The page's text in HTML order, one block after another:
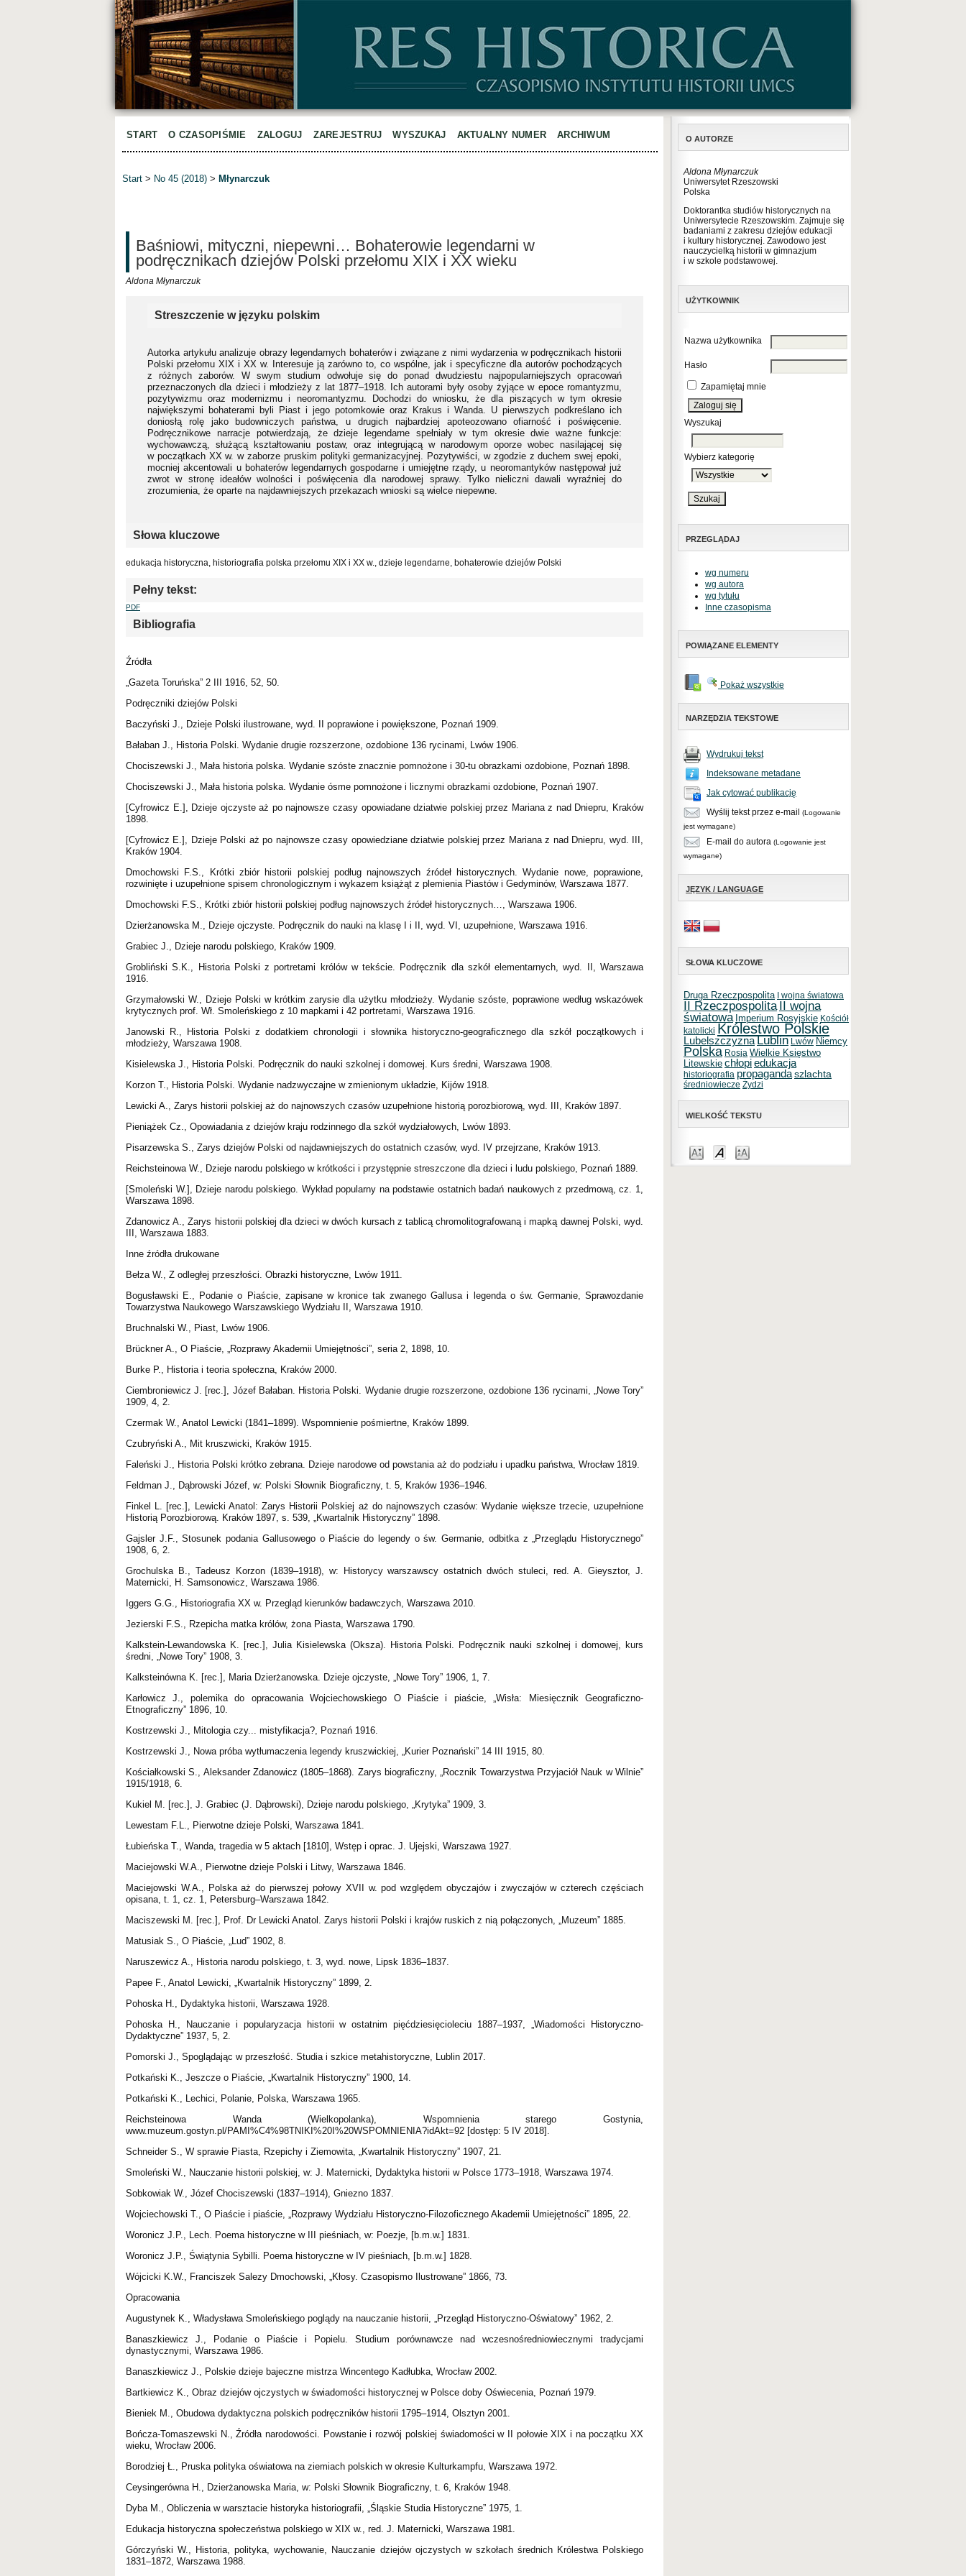
O AUTORZE
Aldona Młynarczuk
Uniwersytet Rzeszowski
Polska
Doktorantka studiów historycznych na
Uniwersytecie Rzeszowskim. Zajmuje się
badaniami z zakresu dziejów edukacji
i kultury historycznej. Zawodowo jest
nauczycielką historii w gimnazjum
i w szkole podstawowej.
UŻYTKOWNIK
Nazwa użytkownika
Hasło
Zapamiętaj mnie
Wyszukaj
Wybierz kategorię
PRZEGLĄDAJ
wg numeru
wg autora
wg tytułu
Inne czasopisma
POWIĄZANE ELEMENTY
Pokaż wszystkie
NARZĘDZIA TEKSTOWE
Wydrukuj tekst
Indeksowane metadane
Jak cytować publikację
Wyślij tekst przez e-mail
(Logowanie
jest wymagane)
E-mail do autora (Logowanie jest
wymagane)
JĘZYK / LANGUAGE
SŁOWA KLUCZOWE
Druga Rzeczpospolita I wojna światowa
II Rzeczpospolita II wojna
światowa Imperium Rosyjskie Kościół
katolicki Królestwo Polskie
LubelszczyznaLublin Lwów Niemcy
Polska Rosja Wielkie Księstwo
Litewskie chłopiedukacja
historiografia propagandaszlachta
średniowiecze Żydzi
WIELKOŚĆ TEKSTU
START O CZASOPIŚMIE ZALOGUJ ZAREJESTRUJ WYSZUKAJ AKTUALNY NUMER ARCHIWUM
Start > No 45 (2018) > Młynarczuk
Baśniowi, mityczni, niepewni… Bohaterowie legendarni w
podręcznikach dziejów Polski przełomu XIX i XX wieku
Aldona Młynarczuk
Streszczenie w języku polskim
Autorka artykułu analizuje obrazy legendarnych bohaterów i związane z nimi wydarzenia w podręcznikach historii
Polski przełomu XIX i XX w. Interesuje ją zarówno to, co wspólne, jak i specyficzne dla autorów pochodzących
z różnych zaborów. W swym studium odwołuje się do ponad dwudziestu najpopularniejszych opracowań
przeznaczonych dla dzieci i młodzieży z lat 1877–1918. Ich autorami były osoby żyjące w epoce romantyzmu,
pozytywizmu oraz modernizmu i neoromantyzmu. Dochodzi do wniosku, że dla piszących w tym okresie
największymi bohaterami byli Piast i jego potomkowie oraz Krakus i Wanda. U pierwszych podkreślano ich
doniosłą rolę jako budowniczych państwa, u drugich najbardziej apoteozowano ofiarność i poświęcenie.
Podręcznikowe narracje potwierdzają, że dzieje legendarne spełniały w tym okresie dwie ważne funkcje:
wychowawczą, służącą kształtowaniu postaw, oraz integrującą w narodowym oporze wobec nasilającej się
w początkach XX w. w zaborze pruskim polityki germanizacyjnej. Pozytywiści, w zgodzie z duchem swej epoki,
mocniej akcentowali u bohaterów legendarnych gospodarne i umiejętne rządy, u neoromantyków następował już
zwrot w stronę ideałów wolności i poświęcenia dla narodowej sprawy. Tylko nieliczni dawali wyraźniej do
zrozumienia, że oparte na najdawniejszych przekazach wnioski są wielce niepewne.
Słowa kluczowe
edukacja historyczna, historiografia polska przełomu XIX i XX w., dzieje legendarne, bohaterowie dziejów Polski
Pełny tekst:
PDF
Bibliografia
Źródła
„Gazeta Toruńska” 2 III 1916, 52, 50.
Podręczniki dziejów Polski
Baczyński J., Dzieje Polski ilustrowane, wyd. II poprawione i powiększone, Poznań 1909.
Bałaban J., Historia Polski. Wydanie drugie rozszerzone, ozdobione 136 rycinami, Lwów 1906.
Chociszewski J., Mała historia polska. Wydanie szóste znacznie pomnożone i 30-tu obrazkami ozdobione, Poznań 1898.
Chociszewski J., Mała historia polska. Wydanie ósme pomnożone i licznymi obrazkami ozdobione, Poznań 1907.
[Cyfrowicz E.], Dzieje ojczyste aż po najnowsze czasy opowiadane dziatwie polskiej przez Mariana z nad Dniepru, Kraków
1898.
[Cyfrowicz E.], Dzieje Polski aż po najnowsze czasy opowiedziane dziatwie polskiej przez Mariana z nad Dniepru, wyd. III,
Kraków 1904.
Dmochowski F.S., Krótki zbiór historii polskiej podług najnowszych źródeł historycznych. Wydanie nowe, poprawione,
rozwinięte i uzupełnione spisem chronologicznym i wykazem książąt z plemienia Piastów i Gedyminów, Warszawa 1877.
Dmochowski F.S., Krótki zbiór historii polskiej podług najnowszych źródeł historycznych…, Warszawa 1906.
Dzierżanowska M., Dzieje ojczyste. Podręcznik do nauki na klasę I i II, wyd. VI, uzupełnione, Warszawa 1916.
Grabiec J., Dzieje narodu polskiego, Kraków 1909.
Grobliński S.K., Historia Polski z portretami królów w tekście. Podręcznik dla szkół elementarnych, wyd. II, Warszawa
1916.
Grzymałowski W., Dzieje Polski w krótkim zarysie dla użytku młodzieży. Wydanie szóste, poprawione według wskazówek
krytycznych prof. Wł. Smoleńskiego z 10 mapkami i 42 portretami, Warszawa 1916.
Janowski R., Historia Polski z dodatkiem chronologii i słownika historyczno-geograficznego dla szkół początkowych i
młodzieży, Warszawa 1908.
Kisielewska J., Historia Polski. Podręcznik do nauki szkolnej i domowej. Kurs średni, Warszawa 1908.
Korzon T., Historia Polski. Wydanie nadzwyczajne w zmienionym układzie, Kijów 1918.
Lewicki A., Zarys historii polskiej aż do najnowszych czasów uzupełnione historią porozbiorową, wyd. III, Kraków 1897.
Pieniążek Cz., Opowiadania z dziejów kraju rodzinnego dla szkół wydziałowych, Lwów 1893.
Pisarzewska S., Zarys dziejów Polski od najdawniejszych do ostatnich czasów, wyd. IV przejrzane, Kraków 1913.
Reichsteinowa W., Dzieje narodu polskiego w krótkości i przystępnie streszczone dla dzieci i ludu polskiego, Poznań 1889.
[Smoleński W.], Dzieje narodu polskiego. Wykład popularny na podstawie ostatnich badań naukowych z przedmową, cz. 1,
Warszawa 1898.
Zdanowicz A., Zarys historii polskiej dla dzieci w dwóch kursach z tablicą chromolitografowaną i mapką dawnej Polski, wyd.
III, Warszawa 1883.
Inne źródła drukowane
Bełza W., Z odległej przeszłości. Obrazki historyczne, Lwów 1911.
Bogusławski E., Podanie o Piaście, zapisane w kronice tak zwanego Gallusa i legenda o św. Germanie, Sprawozdanie
Towarzystwa Naukowego Warszawskiego Wydziału II, Warszawa 1910.
Bruchnalski W., Piast, Lwów 1906.
Brückner A., O Piaście, „Rozprawy Akademii Umiejętności”, seria 2, 1898, 10.
Burke P., Historia i teoria społeczna, Kraków 2000.
Ciembroniewicz J. [rec.], Józef Bałaban. Historia Polski. Wydanie drugie rozszerzone, ozdobione 136 rycinami, „Nowe Tory”
1909, 4, 2.
Czermak W., Anatol Lewicki (1841–1899). Wspomnienie pośmiertne, Kraków 1899.
Czubryński A., Mit kruszwicki, Kraków 1915.
Faleński J., Historia Polski krótko zebrana. Dzieje narodowe od powstania aż do podziału i upadku państwa, Wrocław 1819.
Feldman J., Dąbrowski Józef, w: Polski Słownik Biograficzny, t. 5, Kraków 1936–1946.
Finkel L. [rec.], Lewicki Anatol: Zarys Historii Polskiej aż do najnowszych czasów: Wydanie większe trzecie, uzupełnione
Historią Porozbiorową. Kraków 1897, s. 539, „Kwartalnik Historyczny” 1898.
Gajsler J.F., Stosunek podania Gallusowego o Piaście do legendy o św. Germanie, odbitka z „Przeglądu Historycznego”
1908, 6, 2.
Grochulska B., Tadeusz Korzon (1839–1918), w: Historycy warszawscy ostatnich dwóch stuleci, red. A. Gieysztor, J.
Maternicki, H. Samsonowicz, Warszawa 1986.
Iggers G.G., Historiografia XX w. Przegląd kierunków badawczych, Warszawa 2010.
Jezierski F.S., Rzepicha matka królów, żona Piasta, Warszawa 1790.
Kalkstein-Lewandowska K. [rec.], Julia Kisielewska (Oksza). Historia Polski. Podręcznik nauki szkolnej i domowej, kurs
średni, „Nowe Tory” 1908, 3.
Kalksteinówna K. [rec.], Maria Dzierżanowska. Dzieje ojczyste, „Nowe Tory” 1906, 1, 7.
Karłowicz J., polemika do opracowania Wojciechowskiego O Piaście i piaście, „Wisła: Miesięcznik Geograficzno-
Etnograficzny” 1896, 10.
Kostrzewski J., Mitologia czy... mistyfikacja?, Poznań 1916.
Kostrzewski J., Nowa próba wytłumaczenia legendy kruszwickiej, „Kurier Poznański” 14 III 1915, 80.
Kościałkowski S., Aleksander Zdanowicz (1805–1868). Zarys biograficzny, „Rocznik Towarzystwa Przyjaciół Nauk w Wilnie”
1915/1918, 6.
Kukiel M. [rec.], J. Grabiec (J. Dąbrowski), Dzieje narodu polskiego, „Krytyka” 1909, 3.
Lewestam F.L., Pierwotne dzieje Polski, Warszawa 1841.
Łubieńska T., Wanda, tragedia w 5 aktach [1810], Wstęp i oprac. J. Ujejski, Warszawa 1927.
Maciejowski W.A., Pierwotne dzieje Polski i Litwy, Warszawa 1846.
Maciejowski W.A., Polska aż do pierwszej połowy XVII w. pod względem obyczajów i zwyczajów w czterech częściach
opisana, t. 1, cz. 1, Petersburg–Warszawa 1842.
Maciszewski M. [rec.], Prof. Dr Lewicki Anatol. Zarys historii Polski i krajów ruskich z nią połączonych, „Muzeum” 1885.
Matusiak S., O Piaście, „Lud” 1902, 8.
Naruszewicz A., Historia narodu polskiego, t. 3, wyd. nowe, Lipsk 1836–1837.
Papee F., Anatol Lewicki, „Kwartalnik Historyczny” 1899, 2.
Pohoska H., Dydaktyka historii, Warszawa 1928.
Pohoska H., Nauczanie i popularyzacja historii w ostatnim pięćdziesięcioleciu 1887–1937, „Wiadomości Historyczno-
Dydaktyczne” 1937, 5, 2.
Pomorski J., Spoglądając w przeszłość. Studia i szkice metahistoryczne, Lublin 2017.
Potkański K., Jeszcze o Piaście, „Kwartalnik Historyczny” 1900, 14.
Potkański K., Lechici, Polanie, Polska, Warszawa 1965.
Reichsteinowa Wanda (Wielkopolanka), Wspomnienia starego Gostynia,
www.muzeum.gostyn.pl/PAMI%C4%98TNIKI%20I%20WSPOMNIENIA?idAkt=92 [dostęp: 5 IV 2018].
Schneider S., W sprawie Piasta, Rzepichy i Ziemowita, „Kwartalnik Historyczny” 1907, 21.
Smoleński W., Nauczanie historii polskiej, w: J. Maternicki, Dydaktyka historii w Polsce 1773–1918, Warszawa 1974.
Sobkowiak W., Józef Chociszewski (1837–1914), Gniezno 1837.
Wojciechowski T., O Piaście i piaście, „Rozprawy Wydziału Historyczno-Filozoficznego Akademii Umiejętności” 1895, 22.
Woronicz J.P., Lech. Poema historyczne w III pieśniach, w: Poezje, [b.m.w.] 1831.
Woronicz J.P., Świątynia Sybilli. Poema historyczne w IV pieśniach, [b.m.w.] 1828.
Wójcicki K.W., Franciszek Salezy Dmochowski, „Kłosy. Czasopismo Ilustrowane” 1866, 73.
Opracowania
Augustynek K., Władysława Smoleńskiego poglądy na nauczanie historii, „Przegląd Historyczno-Oświatowy” 1962, 2.
Banaszkiewicz J., Podanie o Piaście i Popielu. Studium porównawcze nad wczesnośredniowiecznymi tradycjami
dynastycznymi, Warszawa 1986.
Banaszkiewicz J., Polskie dzieje bajeczne mistrza Wincentego Kadłubka, Wrocław 2002.
Bartkiewicz K., Obraz dziejów ojczystych w świadomości historycznej w Polsce doby Oświecenia, Poznań 1979.
Bieniek M., Obudowa dydaktyczna polskich podręczników historii 1795–1914, Olsztyn 2001.
Bończa-Tomaszewski N., Źródła narodowości. Powstanie i rozwój polskiej świadomości w II połowie XIX i na początku XX
wieku, Wrocław 2006.
Borodziej Ł., Pruska polityka oświatowa na ziemiach polskich w okresie Kulturkampfu, Warszawa 1972.
Ceysingerówna H., Dzierżanowska Maria, w: Polski Słownik Biograficzny, t. 6, Kraków 1948.
Dyba M., Obliczenia w warsztacie historyka historiografii, „Śląskie Studia Historyczne” 1975, 1.
Edukacja historyczna społeczeństwa polskiego w XIX w., red. J. Maternicki, Warszawa 1981.
Górczyński W., Historia, polityka, wychowanie, Nauczanie dziejów ojczystych w szkołach średnich Królestwa Polskiego
1831–1872, Warszawa 1988.